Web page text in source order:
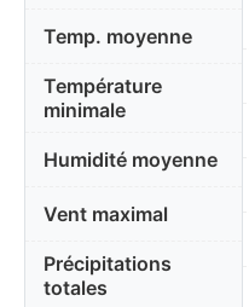
Temp. moyenne
Température
minimale
Humidité moyenne
Vent maximal
Précipitations
totales